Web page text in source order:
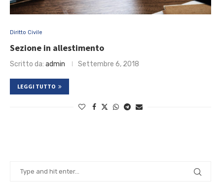
Diritto Civile
Sezione in allestimento
Scritto da: admin Settembre 6, 2018
LEGGI TUTTO